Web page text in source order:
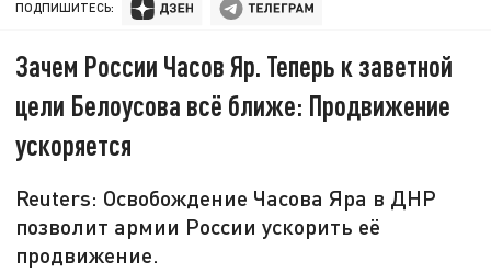
ПОДПИШИТЕСЬ:
Зачем России Часов Яр. Теперь к заветной
цели Белоусова всё ближе: Продвижение
ускоряется
Reuters: Освобождение Часова Яра в ДНР
позволит армии России ускорить её
продвижение.